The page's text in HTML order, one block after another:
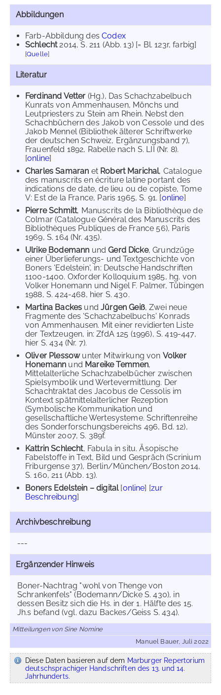
Abbildungen
Farb-Abbildung desCodex
Schlecht2014, S. 211 (Abb. 13) [= Bl. 123r, farbig]
[Quelle]
Literatur
Ferdinand Vetter (Hg.), Das Schachzabelbuch
Kunrats von Ammenhausen, Mönchs und
Leutpriesters zu Stein am Rhein. Nebst den
Schachbüchern des Jakob von Cessole und des
Jakob Mennel (Bibliothek älterer Schriftwerke
der deutschen Schweiz, Ergänzungsband 7),
Frauenfeld 1892, Rabelle nach S. LII (Nr. 8).
[online]
Charles Samaran et Robert Marichal, Catalogue
des manuscrits en écriture latine portant des
indications de date, de lieu ou de copiste, Tome
V: Est de la France, Paris 1965, S. 91. [online]
Pierre Schmitt, Manuscrits de la Bibliothèque de
Colmar (Catalogue Général des Manuscrits des
Bibliothèques Publiques de France 56), Paris
1969, S. 164 (Nr. 435).
Ulrike Bodemann undGerd Dicke, Grundzüge
einer Überlieferungs- und Textgeschichte von
Boners 'Edelstein', in: Deutsche Handschriften
1100-1400. Oxforder Kolloquium 1985, hg. von
Volker Honemann und Nigel F. Palmer, Tübingen
1988, S. 424-468, hier S. 430.
Martina Backes undJürgen Geiß, Zwei neue
Fragmente des 'Schachzabelbuchs' Konrads
von Ammenhausen. Mit einer revidierten Liste
der Textzeugen, in: ZfdA 125 (1996), S. 419-447,
hier S. 434 (Nr. 7).
Oliver Plessowunter Mitwirkung von Volker
Honemann und Mareike Temmen,
Mittelalterliche Schachzabelbücher zwischen
Spielsymbolik und Wertevermittlung. Der
Schachtraktat des Jacobus de Cessolis im
Kontext spätmittelalterlicher Rezeption
(Symbolische Kommunikation und
gesellschaftliche Wertesysteme. Schriftenreihe
des Sonderforschungsbereichs 496, Bd. 12),
Münster 2007, S. 389f.
Kattrin Schlecht, Fabula in situ. Äsopische
Fabelstoffe in Text, Bild und Gespräch (Scrinium
Friburgense 37), Berlin/München/Boston 2014,
S. 160, 211 (Abb. 13).
Boners Edelstein – digital[online] [zur
Beschreibung]
Archivbeschreibung
---
Ergänzender Hinweis
Boner-Nachtrag "wohl von Thenge von
Schrankenfels" (Bodemann/Dicke S. 430), in
dessen Besitz sich die Hs. in der 1. Hälfte des 15.
Jh.s befand (vgl. dazu Backes/Geiss S. 434).
Mitteilungen von Sine Nomine
Manuel Bauer, Juli 2022
Diese Daten basieren auf dem Marburger Repertorium
deutschsprachiger Handschriften des 13. und 14.
Jahrhunderts.